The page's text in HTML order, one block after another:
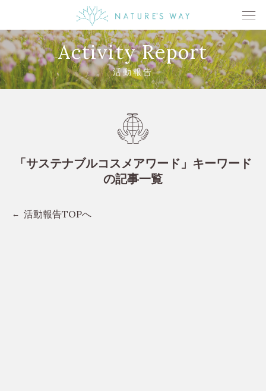
Activity Report
活動報告
「サステナブルコスメアワード」キーワード
の記事一覧
活動報告TOPへ